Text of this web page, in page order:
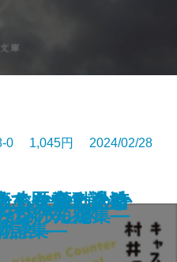
人事件
村滞在記
0 1,045円 2024/02/28
生を変えた奇
い
あやかし退治
れの短編集―
ち―激動の時
語―
で歴史の謎を
を呼んだ
スタンス
もなかったか
詩集―